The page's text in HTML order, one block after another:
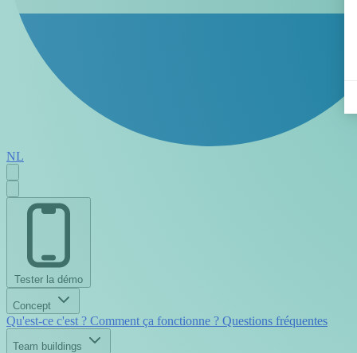
NL
Tester la démo
Concept
Qu'est-ce c'est ? Comment ça fonctionne ? Questions fréquentes
Team buildings